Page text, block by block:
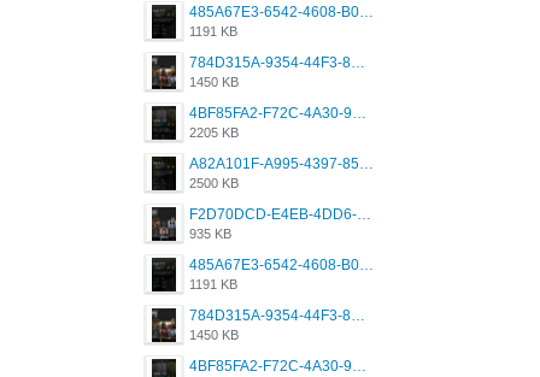
485A67E3-6542-4608-B01F-4376EE148F7C.png
1191 KB
784D315A-9354-44F3-8CBF-4F5A2119BE00.png
1450 KB
4BF85FA2-F72C-4A30-99F1-443614A985FC.png
2205 KB
A82A101F-A995-4397-8534-7EB8F89DCCB6.png
2500 KB
F2D70DCD-E4EB-4DD6-B5E2-B307012546D7.png
935 KB
485A67E3-6542-4608-B01F-4376EE148F7C.png
1191 KB
784D315A-9354-44F3-8CBF-4F5A2119BE00.png
1450 KB
4BF85FA2-F72C-4A30-99F1-443614A985FC.png